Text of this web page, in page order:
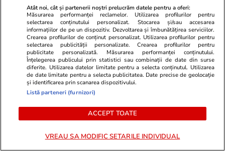
ANM a extins și prelungit
avertizările cod galben și cod
portocaliu de caniculă
Știri România 08:15
Un bărbat de 38 de ani a mers
în Germania să-și cumpere
mașină de 30.000 de euro, dar
Atât noi, cât și partenerii noștri prelucrăm datele pentru a oferi:
Măsurarea performanței reclamelor. Utilizarea profilurilor pentru
selectarea conținutului personalizat. Stocarea și/sau accesarea
informațiilor de pe un dispozitiv. Dezvoltarea și îmbunătățirea serviciilor.
Crearea profilurilor de conținut personalizat. Utilizarea profilurilor pentru
selectarea publicității personalizate. Crearea profilurilor pentru
publicitate personalizată. Măsurarea performanței conținutului.
Înțelegerea publicului prin statistici sau combinații de date din surse
diferite. Utilizarea datelor limitate pentru a selecta conținutul. Utilizarea
de date limitate pentru a selecta publicitatea. Date precise de geolocație
și identificarea prin scanarea dispozitivului.
Listă parteneri (furnizori)
ACCEPT TOATE
VREAU SA MODIFIC SETARILE INDIVIDUAL